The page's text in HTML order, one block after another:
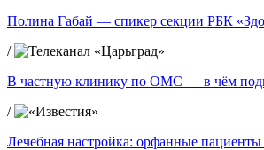
Полина Габай — спикер секции РБК
/
В частную клинику по ОМС — в чём
/
Лечебная настройка: орфанные пациенты